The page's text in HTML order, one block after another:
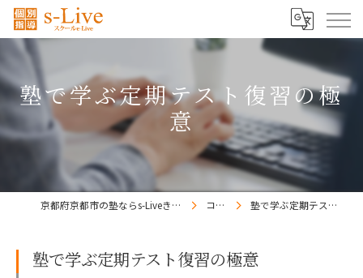
塾で学ぶ定期テスト復習の極
意
京都府京都市の塾ならs-Liveきょうと梅小路校 コラム 塾で学ぶ定期テスト復習の極意
塾で学ぶ定期テスト復習の極意